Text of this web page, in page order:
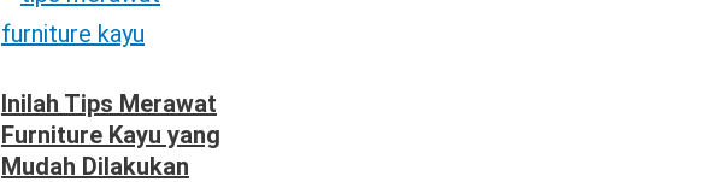
Inilah Tips Merawat
Furniture Kayu yang
Mudah Dilakukan